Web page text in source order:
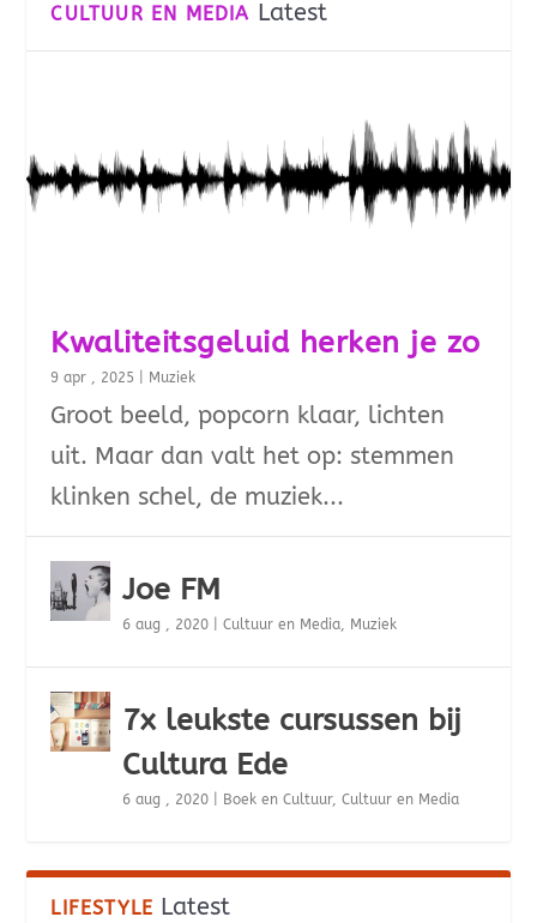
CULTUUR EN MEDIA Latest
Kwaliteitsgeluid herken je zo
9 apr , 2025 Muziek
Groot beeld, popcorn klaar, lichten
uit. Maar dan valt het op: stemmen
klinken schel, de muziek...
Joe FM
6 aug , 2020 |Cultuur en Media, Muziek
7x leukste cursussen bij
Cultura Ede
6 aug , 2020 Boek en Cultuur,Cultuur en Media
LIFESTYLE Latest